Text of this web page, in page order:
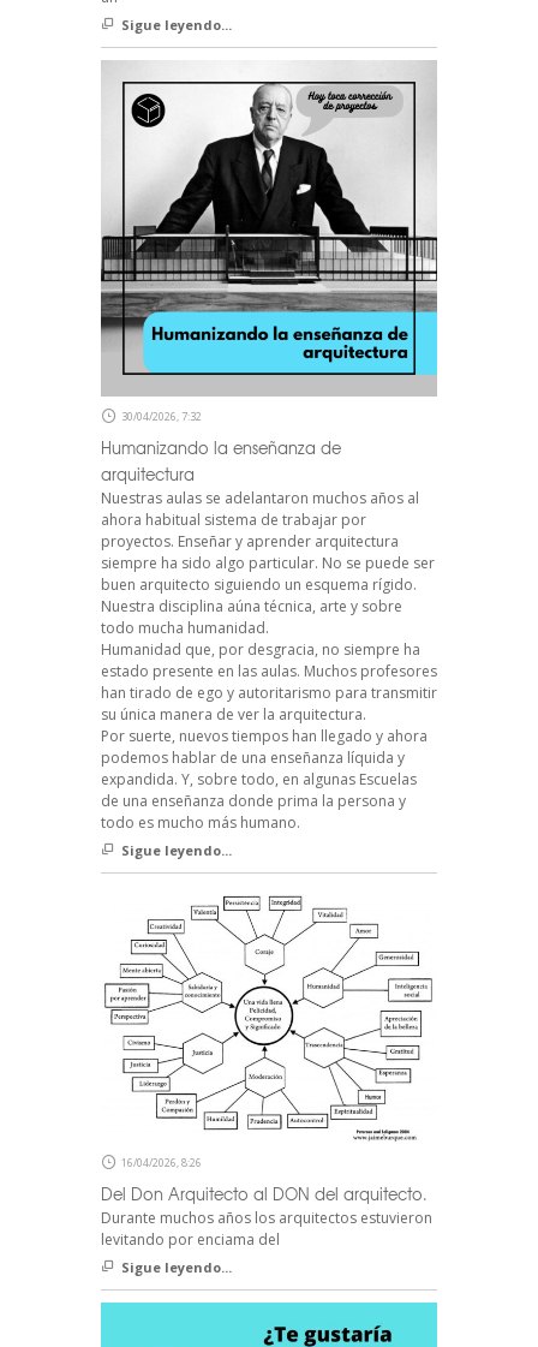
Sigue leyendo...
30/04/2026, 7:32
Humanizando la enseñanza de
arquitectura
Nuestras aulas se adelantaron muchos años al
ahora habitual sistema de trabajar por
proyectos. Enseñar y aprender arquitectura
siempre ha sido algo particular. No se puede ser
buen arquitecto siguiendo un esquema rígido.
Nuestra disciplina aúna técnica, arte y sobre
todo mucha humanidad.
Humanidad que, por desgracia, no siempre ha
estado presente en las aulas. Muchos profesores
han tirado de ego y autoritarismo para transmitir
su única manera de ver la arquitectura.
Por suerte, nuevos tiempos han llegado y ahora
podemos hablar de una enseñanza líquida y
expandida. Y, sobre todo, en algunas Escuelas
de una enseñanza donde prima la persona y
todo es mucho más humano.
Sigue leyendo...
16/04/2026, 8:26
Del Don Arquitecto al DON del arquitecto.
Durante muchos años los arquitectos estuvieron
levitando por enciama del
Sigue leyendo...